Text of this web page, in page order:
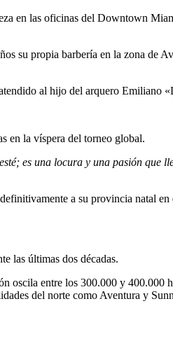
en las oficinas del Downtown
su propia barbería en la zona de
al hijo del arquero Emiliano
en la víspera del torneo global.
es una locura y una pasión que
a su provincia natal
las últimas dos décadas.
oscila entre los 300.000 y 400.000
del norte como Aventura y